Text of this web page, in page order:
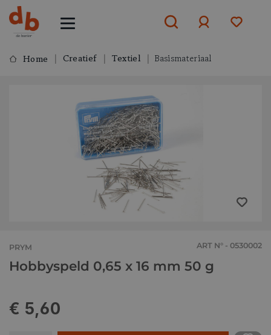
ofaanmelden
Home Creatief Textiel Basismateriaal
PRYM ART N° - 0530002
Hobbyspeld 0,65 x 16 mm 50 g
€ 5,60